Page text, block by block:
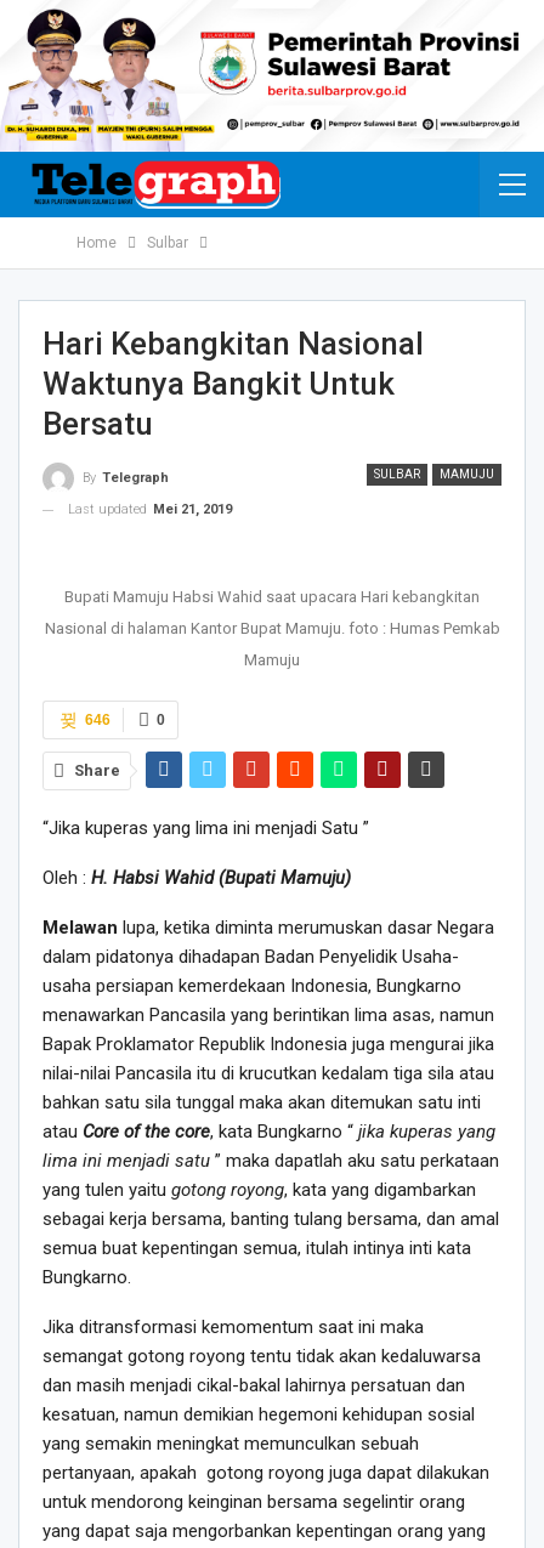
Home Sulbar
Hari Kebangkitan Nasional
Waktunya Bangkit Untuk
Bersatu
SULBAR MAMUJU
By Telegraph
Last updated
Mei 21, 2019
Bupati Mamuju Habsi Wahid saat upacara Hari kebangkitan
Nasional di halaman Kantor Bupat Mamuju. foto : Humas Pemkab
Mamuju
0
646
Share
“Jika kuperas yang lima ini menjadi Satu ”
Oleh : H. Habsi Wahid (Bupati Mamuju)
Melawan lupa, ketika diminta merumuskan dasar Negara
dalam pidatonya dihadapan Badan Penyelidik Usaha-
usaha persiapan kemerdekaan Indonesia, Bungkarno
menawarkan Pancasila yang berintikan lima asas, namun
Bapak Proklamator Republik Indonesia juga mengurai jika
nilai-nilai Pancasila itu di krucutkan kedalam tiga sila atau
bahkan satu sila tunggal maka akan ditemukan satu inti
atau Core of the core, kata Bungkarno “ jika kuperas yang
lima ini menjadi satu ” maka dapatlah aku satu perkataan
yang tulen yaitu gotong royong, kata yang digambarkan
sebagai kerja bersama, banting tulang bersama, dan amal
semua buat kepentingan semua, itulah intinya inti kata
Bungkarno.
Jika ditransformasi kemomentum saat ini maka
semangat gotong royong tentu tidak akan kedaluwarsa
dan masih menjadi cikal-bakal lahirnya persatuan dan
kesatuan, namun demikian hegemoni kehidupan sosial
yang semakin meningkat memunculkan sebuah
pertanyaan, apakah gotong royong juga dapat dilakukan
untuk mendorong keinginan bersama segelintir orang
yang dapat saja mengorbankan kepentingan orang yang